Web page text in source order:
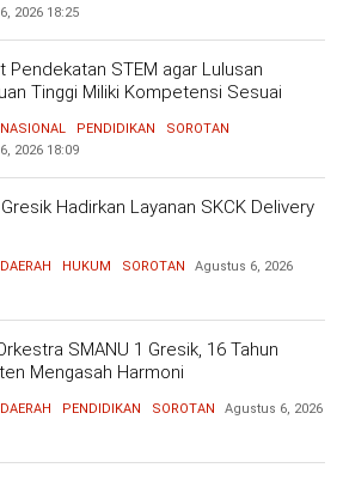
2026 18:25
Pendekatan STEM agar Lulusan
Tinggi Miliki Kompetensi Sesuai
NASIONAL PENDIDIKAN
SOROTAN
2026 18:09
Hadirkan Layanan SKCK Delivery
DAERAH HUKUM SOROTAN Agustus 6, 2026
SMANU 1 Gresik, 16 Tahun
Mengasah Harmoni
DAERAH PENDIDIKAN SOROTAN Agustus 6, 2026